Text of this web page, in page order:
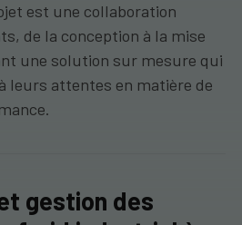
est une collaboration
de la conception à la mise
une solution sur mesure qui
leurs attentes en matière de
gestion des